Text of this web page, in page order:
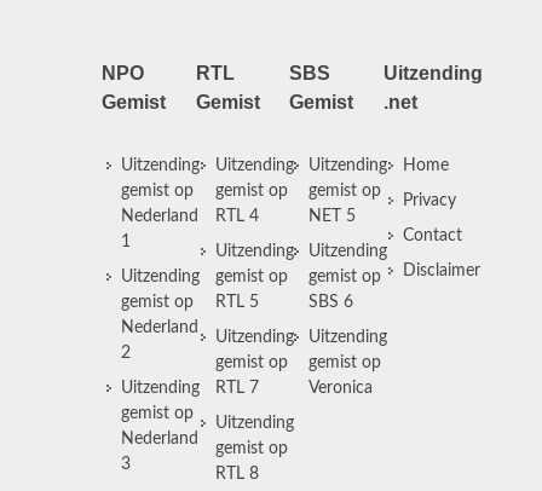
NPO
Gemist
Uitzending
gemist op
Nederland
1
Uitzending
gemist op
Nederland
2
Uitzending
gemist op
Nederland
3
RTL
Gemist
Uitzending
gemist op
RTL 4
Uitzending
gemist op
RTL 5
Uitzending
gemist op
RTL 7
Uitzending
gemist op
RTL 8
SBS
Gemist
Uitzending
gemist op
NET 5
Uitzending
gemist op
SBS 6
Uitzending
gemist op
Veronica
Uitzending
.net
Home
Privacy
Contact
Disclaimer